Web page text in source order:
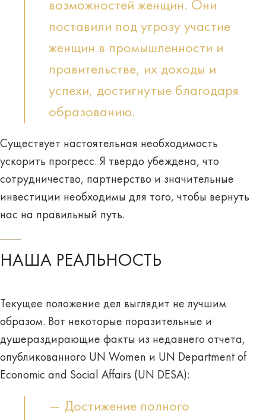
возможностей женщин. Они
поставили под угрозу участие
женщин в промышленности и
правительстве, их доходы и
успехи, достигнутые благодаря
образованию.
Существует настоятельная необходимость
ускорить прогресс. Я твердо убеждена, что
сотрудничество, партнерство и значительные
инвестиции необходимы для того, чтобы вернуть
нас на правильный путь.
НАША РЕАЛЬНОСТЬ
Текущее положение дел выглядит не лучшим
образом. Вот некоторые поразительные и
душераздирающие факты из недавнего отчета,
опубликованного UN Women и UN Department of
Economic and Social Affairs (UN DESA):
— Достижение полного